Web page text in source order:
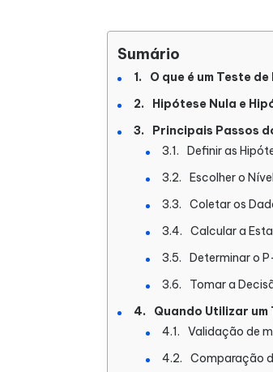
Sumário
O que é um Teste
Hipótese Nula e
Principais Passos
Definir as
Escolher o
Coletar os
Calcular a
Determinar o
Tomar a
Quando Utilizar
Validação de
Comparação